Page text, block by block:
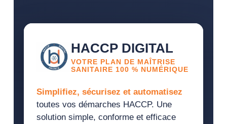
HACCP DIGITAL
VOTRE PLAN DE MAÎTRISE
SANITAIRE 100 % NUMÉRIQUE
Simplifiez, sécurisez et automatisez
toutes vos démarches HACCP. Une
solution simple, conforme et efficace